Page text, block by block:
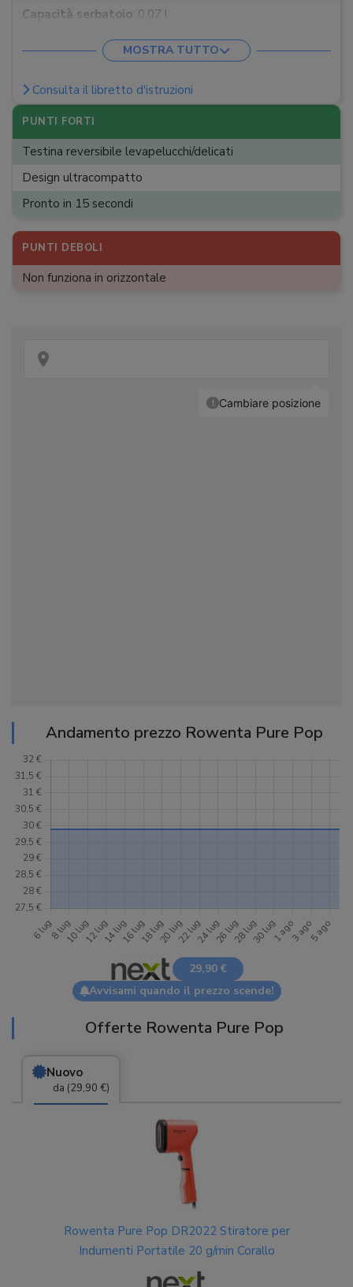
Capacità serbatoio: 0,07 l
31,8 x 14,1 x 5,7 cm
MOSTRA TUTTO
Consulta il libretto d'istruzioni
PUNTI FORTI
Testina reversibile levapelucchi/delicati
Design ultracompatto
Pronto in 15 secondi
PUNTI DEBOLI
Non funziona in orizzontale
Andamento prezzo Rowenta Pure Pop
29,90 €
Avvisami quando il prezzo scende!
Offerte Rowenta Pure Pop
Nuovo
da (29,90 €)
Rowenta Pure Pop DR2022 Stiratore per
Indumenti Portatile 20 g/min Corallo